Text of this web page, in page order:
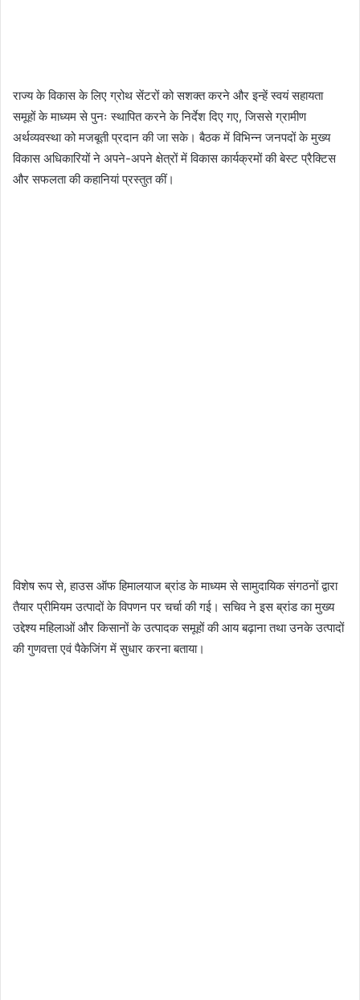
राज्य के विकास के लिए ग्रोथ सेंटरों को सशक्त करने और इन्हें स्वयं सहायता
समूहों के माध्यम से पुनः स्थापित करने के निर्देश दिए गए, जिससे ग्रामीण
अर्थव्यवस्था को मजबूती प्रदान की जा सके। बैठक में विभिन्न जनपदों के मुख्य
विकास अधिकारियों ने अपने-अपने क्षेत्रों में विकास कार्यक्रमों की बेस्ट प्रैक्टिस
और सफलता की कहानियां प्रस्तुत कीं।
विशेष रूप से, हाउस ऑफ हिमालयाज ब्रांड के माध्यम से सामुदायिक संगठनों द्वारा
तैयार प्रीमियम उत्पादों के विपणन पर चर्चा की गई। सचिव ने इस ब्रांड का मुख्य
उद्देश्य महिलाओं और किसानों के उत्पादक समूहों की आय बढ़ाना तथा उनके उत्पादों
की गुणवत्ता एवं पैकेजिंग में सुधार करना बताया।